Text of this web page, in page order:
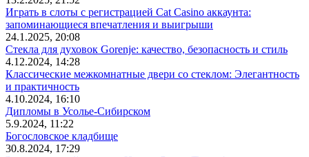
Играть в слоты с регистрацией Cat Casino аккаунта:
запоминающиеся впечатления и выигрыши
24.1.2025, 20:08
Стекла для духовок Gorenje: качество, безопасность и стиль
4.12.2024, 14:28
Классические межкомнатные двери со стеклом: Элегантность
и практичность
4.10.2024, 16:10
Дипломы в Усолье-Сибирском
5.9.2024, 11:22
Богословское кладбище
30.8.2024, 17:29